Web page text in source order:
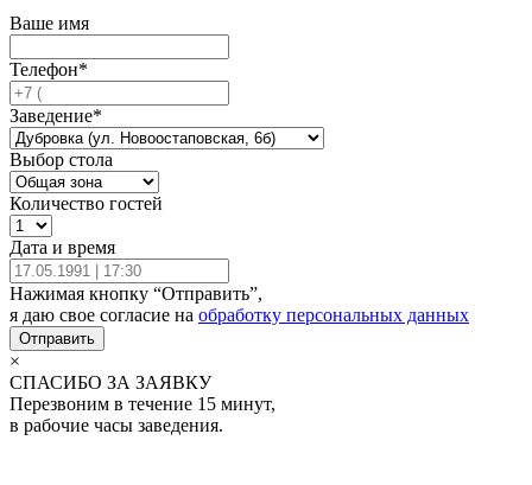
Ваше имя
Телефон*
Заведение*
Выбор стола
Количество гостей
Дата и время
Нажимая кнопку “Отправить”,
я даю свое согласие на обработку персональных данных
Отправить
×
СПАСИБО ЗА ЗАЯВКУ
Перезвоним в течение 15 минут,
в рабочие часы заведения.